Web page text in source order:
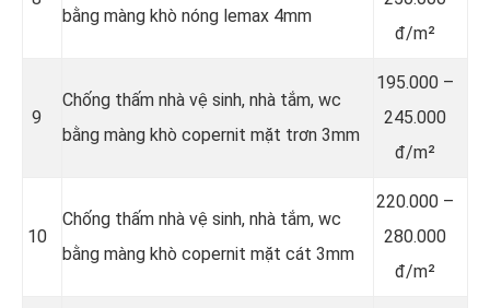
bằng màng khò nóng lemax 4mm
đ/m²
9
Chống thấm nhà vệ sinh, nhà tắm, wc
bằng màng khò copernit mặt trơn 3mm
195.000 –
245.000
đ/m²
10
Chống thấm nhà vệ sinh, nhà tắm, wc
bằng màng khò copernit mặt cát 3mm
220.000 –
280.000
đ/m²